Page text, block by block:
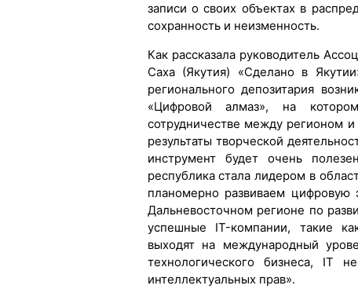
записи о своих объектах в
сохранность и неизменность.
Как рассказала руководитель
Саха (Якутия) «Сделано в
регионального депозитария
«Цифровой алмаз», на
сотрудничестве между регионом
результаты творческой
инструмент будет очень
республика стала лидером в
планомерно развиваем
Дальневосточном регионе по
успешные IT-компании, такие
выходят на международный
технологического бизнеса, IT
интеллектуальных прав».